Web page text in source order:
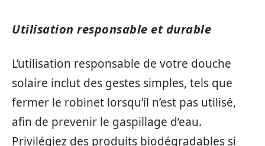
Utilisation responsable et durable
L’utilisation responsable de votre douche
solaire inclut des gestes simples, tels que
fermer le robinet lorsqu’il n’est pas utilisé,
afin de prevenir le gaspillage d’eau.
Privilégiez des produits biodégradables si